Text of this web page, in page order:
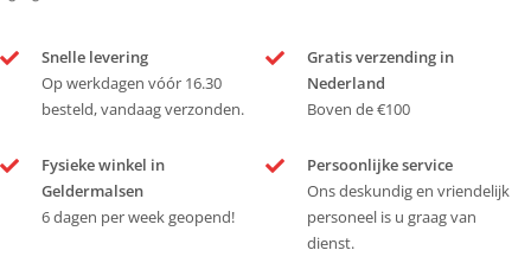
Snelle levering
Op werkdagen vóór 16.30
besteld, vandaag verzonden.
Gratis verzending in
Nederland
Boven de €100
Fysieke winkel in
Geldermalsen
6 dagen per week geopend!
Persoonlijke service
Ons deskundig en vriendelijk
personeel is u graag van
dienst.